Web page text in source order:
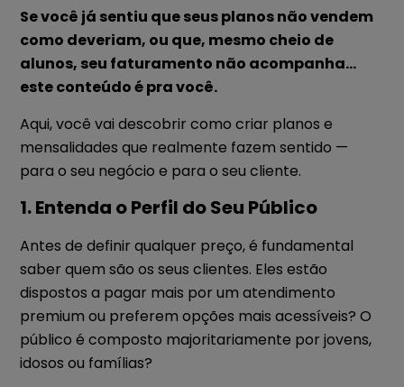
Se você já sentiu que seus planos não vendem
como deveriam, ou que, mesmo cheio de
alunos, seu faturamento não acompanha…
este conteúdo é pra você.
Aqui, você vai descobrir como criar planos e
mensalidades que realmente fazem sentido —
para o seu negócio e para o seu cliente.
1. Entenda o Perfil do Seu Público
Antes de definir qualquer preço, é fundamental
saber quem são os seus clientes. Eles estão
dispostos a pagar mais por um atendimento
premium ou preferem opções mais acessíveis? O
público é composto majoritariamente por jovens,
idosos ou famílias?